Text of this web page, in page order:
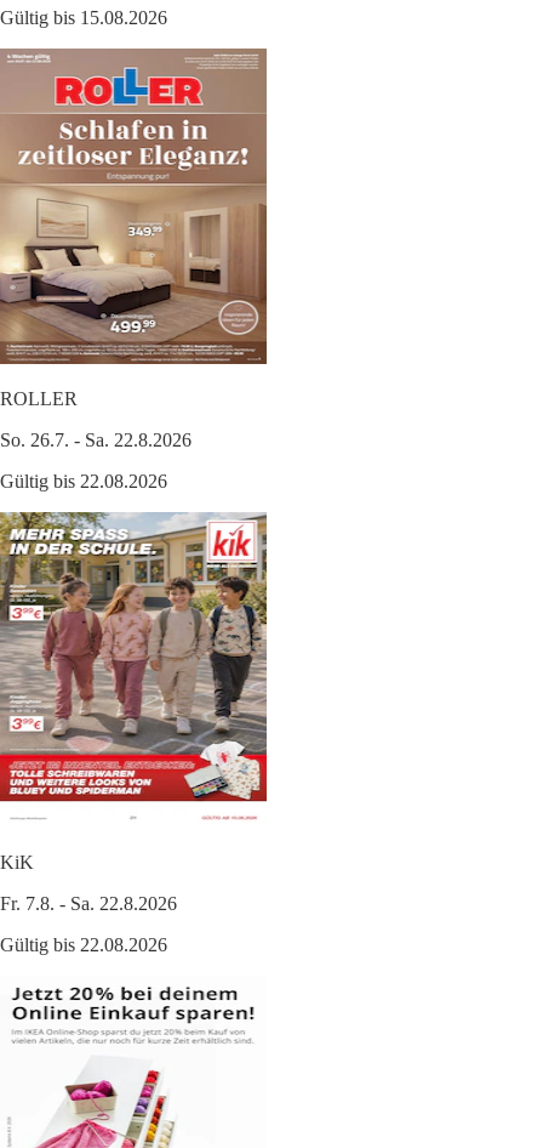
Gültig bis 15.08.2026
ROLLER
So. 26.7. - Sa. 22.8.2026
Gültig bis 22.08.2026
KiK
Fr. 7.8. - Sa. 22.8.2026
Gültig bis 22.08.2026